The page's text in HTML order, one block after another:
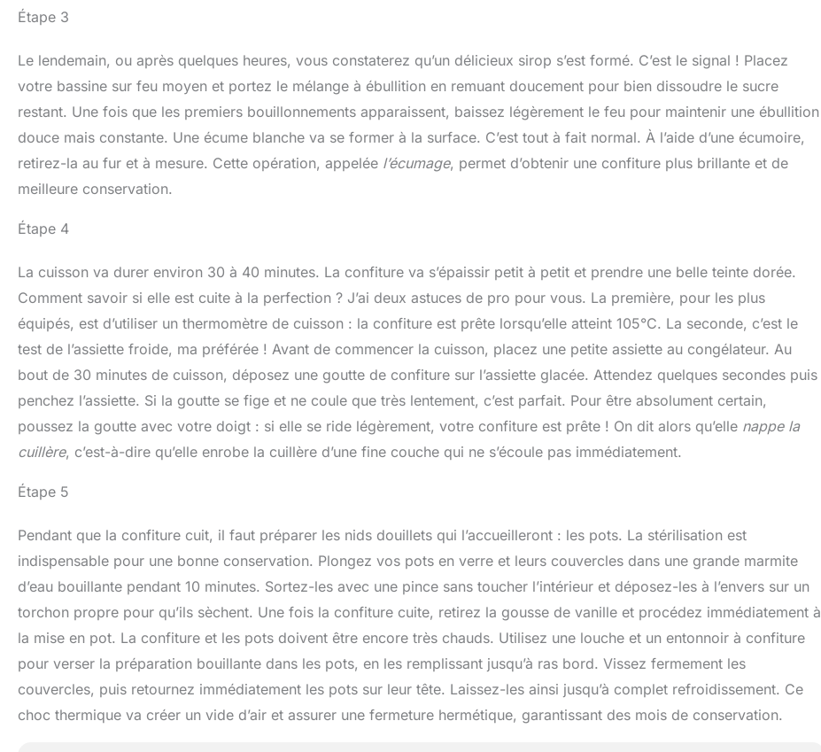
Étape 3
Le lendemain, ou après quelques heures, vous constaterez qu’un délicieux sirop s’est formé. C’est le signal ! Placez
votre bassine sur feu moyen et portez le mélange à ébullition en remuant doucement pour bien dissoudre le sucre
restant. Une fois que les premiers bouillonnements apparaissent, baissez légèrement le feu pour maintenir une ébullition
douce mais constante. Une écume blanche va se former à la surface. C’est tout à fait normal. À l’aide d’une écumoire,
retirez-la au fur et à mesure. Cette opération, appelée l’écumage, permet d’obtenir une confiture plus brillante et de
meilleure conservation.
Étape 4
La cuisson va durer environ 30 à 40 minutes. La confiture va s’épaissir petit à petit et prendre une belle teinte dorée.
Comment savoir si elle est cuite à la perfection ? J’ai deux astuces de pro pour vous. La première, pour les plus
équipés, est d’utiliser un thermomètre de cuisson : la confiture est prête lorsqu’elle atteint 105°C. La seconde, c’est le
test de l’assiette froide, ma préférée ! Avant de commencer la cuisson, placez une petite assiette au congélateur. Au
bout de 30 minutes de cuisson, déposez une goutte de confiture sur l’assiette glacée. Attendez quelques secondes puis
penchez l’assiette. Si la goutte se fige et ne coule que très lentement, c’est parfait. Pour être absolument certain,
poussez la goutte avec votre doigt : si elle se ride légèrement, votre confiture est prête ! On dit alors qu’elle nappe la
cuillère, c’est-à-dire qu’elle enrobe la cuillère d’une fine couche qui ne s’écoule pas immédiatement.
Étape 5
Pendant que la confiture cuit, il faut préparer les nids douillets qui l’accueilleront : les pots. La stérilisation est
indispensable pour une bonne conservation. Plongez vos pots en verre et leurs couvercles dans une grande marmite
d’eau bouillante pendant 10 minutes. Sortez-les avec une pince sans toucher l’intérieur et déposez-les à l’envers sur un
torchon propre pour qu’ils sèchent. Une fois la confiture cuite, retirez la gousse de vanille et procédez immédiatement à
la mise en pot. La confiture et les pots doivent être encore très chauds. Utilisez une louche et un entonnoir à confiture
pour verser la préparation bouillante dans les pots, en les remplissant jusqu’à ras bord. Vissez fermement les
couvercles, puis retournez immédiatement les pots sur leur tête. Laissez-les ainsi jusqu’à complet refroidissement. Ce
choc thermique va créer un vide d’air et assurer une fermeture hermétique, garantissant des mois de conservation.